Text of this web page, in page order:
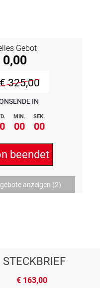
IN
MIN. SEK.
00 00
Gebot
0,00
€ 325,00
beendet
anzeigen (2)
STECKBRIEF
€ 163,00